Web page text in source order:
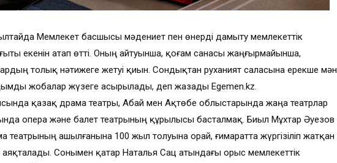
Мемлекет басшысы мәдениет пен өнерді дамыту мемлекеттік
екенін атап өтті. Оның айтуынша, қоғам санасы жаңғырмайынша,
толық нәтижеге жетуі қиын. Сондықтан руханият саласына ерекше мән
жобалар жүзеге асырылады, деп жазады Egemen.kz.
қазақ драма театры, Абай мен Ақтөбе облыстарында жаңа театрлар
опера және балет театрының құрылысы басталмақ. Биыл Мұхтар Әуезов
театрының ашылғанына 100 жыл толуына орай, ғимаратта жүргізіліп жатқан
Сонымен қатар Наталья Сац атындағы орыс мемлекеттік